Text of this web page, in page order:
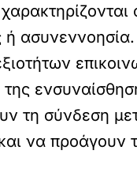
ή
της
τη σύνδεση
να προάγουν